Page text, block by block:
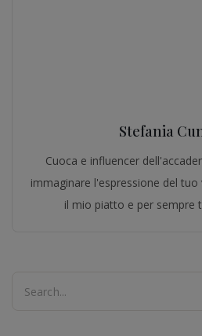
Stefania
Cuoca e influencer
immaginare l'espressione del
il mio piatto e per sempre